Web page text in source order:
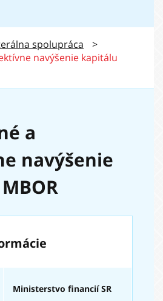
spolupráca
>
navýšenie kapitálu
a
navýšenie
Ministerstvo financií SR